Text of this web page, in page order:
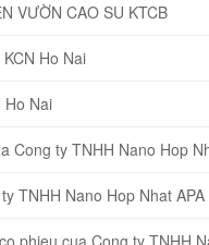
VƯỜN CAO SU KTCB
Ho Nai
Ho Nai
Cong ty TNHH Nano Hop
TNHH Nano Hop Nhat APA